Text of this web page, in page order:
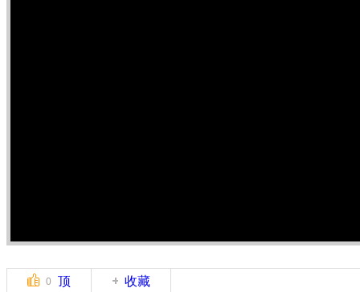
0 顶 收藏